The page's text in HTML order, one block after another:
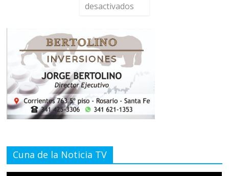
desactivados
Cuna de la Noticia TV